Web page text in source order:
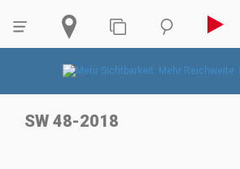
SW 48-2018